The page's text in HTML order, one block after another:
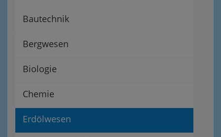
Bautechnik
Bergwesen
Biologie
Chemie
Erdölwesen